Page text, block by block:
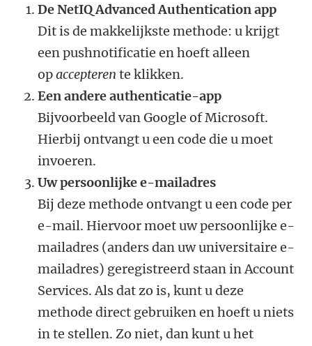
De NetIQ Advanced Authentication app
Dit is de makkelijkste methode: u krijgt
een pushnotificatie en hoeft alleen
opaccepteren te klikken.
Een andere authenticatie-app
Bijvoorbeeld van Google of Microsoft.
Hierbij ontvangt u een code die u moet
invoeren.
Uw persoonlijke e-mailadres
Bij deze methode ontvangt u een code per
e-mail. Hiervoor moet uw persoonlijke e-
mailadres (anders dan uw universitaire e-
mailadres) geregistreerd staan in Account
Services. Als dat zo is, kunt u deze
methode direct gebruiken en hoeft u niets
in te stellen. Zo niet, dan kunt u het